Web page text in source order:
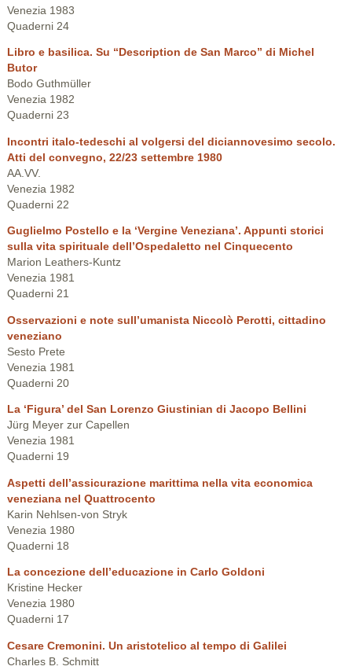
Venezia 1983
Quaderni 24
Libro e basilica. Su “Description de San Marco” di Michel
Butor
Bodo Guthmüller
Venezia 1982
Quaderni 23
Incontri italo-tedeschi al volgersi del diciannovesimo secolo.
Atti del convegno, 22/23 settembre 1980
AA.VV.
Venezia 1982
Quaderni 22
Guglielmo Postello e la ‘Vergine Veneziana’. Appunti storici
sulla vita spirituale dell’Ospedaletto nel Cinquecento
Marion Leathers-Kuntz
Venezia 1981
Quaderni 21
Osservazioni e note sull’umanista Niccolò Perotti, cittadino
veneziano
Sesto Prete
Venezia 1981
Quaderni 20
La ‘Figura’ del San Lorenzo Giustinian di Jacopo Bellini
Jürg Meyer zur Capellen
Venezia 1981
Quaderni 19
Aspetti dell’assicurazione marittima nella vita economica
veneziana nel Quattrocento
Karin Nehlsen-von Stryk
Venezia 1980
Quaderni 18
La concezione dell’educazione in Carlo Goldoni
Kristine Hecker
Venezia 1980
Quaderni 17
Cesare Cremonini. Un aristotelico al tempo di Galilei
Charles B. Schmitt